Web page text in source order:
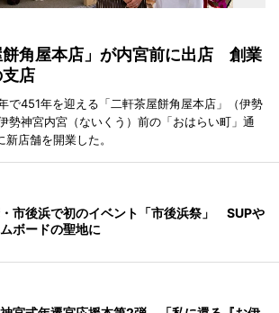
餅角屋本店」が内宮前に出店 創業
店
で451年を迎える「二軒茶屋餅角屋本店」（伊勢
勢神宮内宮（ないくう）前の「おはらい町」通
店舗を開業した。
市後浜で初のイベント「市後浜祭」 SUPや
ボードの聖地に